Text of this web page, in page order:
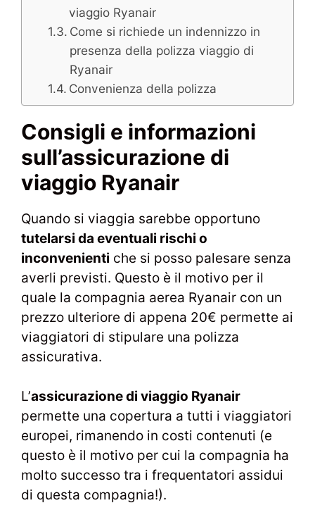
viaggio Ryanair
Come si richiede un indennizzo in
presenza della polizza viaggio di
Ryanair
Convenienza della polizza
Consigli e informazioni
sull’assicurazione di
viaggio Ryanair
Quando si viaggia sarebbe opportuno
tutelarsi da eventuali rischi o
inconvenienti che si posso palesare senza
averli previsti. Questo è il motivo per il
quale la compagnia aerea Ryanair con un
prezzo ulteriore di appena 20€ permette ai
viaggiatori di stipulare una polizza
assicurativa.
L’assicurazione di viaggio Ryanair
permette una copertura a tutti i viaggiatori
europei, rimanendo in costi contenuti (e
questo è il motivo per cui la compagnia ha
molto successo tra i frequentatori assidui
di questa compagnia!).